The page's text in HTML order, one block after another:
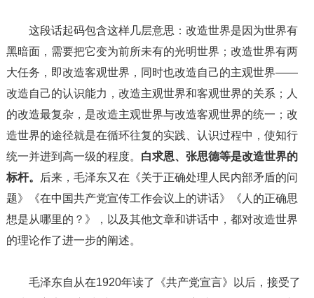
这段话起码包含这样几层意思：改造世界是因为世界有
黑暗面，需要把它变为前所未有的光明世界；改造世界有两
大任务，即改造客观世界，同时也改造自己的主观世界——
改造自己的认识能力，改造主观世界和客观世界的关系；人
的改造最复杂，是改造主观世界与改造客观世界的统一；改
造世界的途径就是在循环往复的实践、认识过程中，使知行
统一并进到高一级的程度。 白求恩、张思德等是改造世界的
标杆。
后来，毛泽东又在《关于正确处理人民内部矛盾的问
题》《在中国共产党宣传工作会议上的讲话》《人的正确思
想是从哪里的？》，以及其他文章和讲话中，都对改造世界
的理论作了进一步的阐述。
毛泽东自从在1920年读了《共产党宣言》以后，接受了